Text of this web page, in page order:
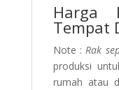
Harga
Tempat
Note :Rak
produksi
rumah atau